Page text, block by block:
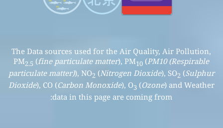
The Data sources used for the Air Quality, Air Pollution,
PM2.5(fine particulate matter), PM10(PM10 (Respirable
particulate matter)), NO2 (Nitrogen Dioxide), SO2 (Sulphur
Dioxide), CO (Carbon Monoxide), O3 (Ozone ) and Weather
data in this page are coming from: